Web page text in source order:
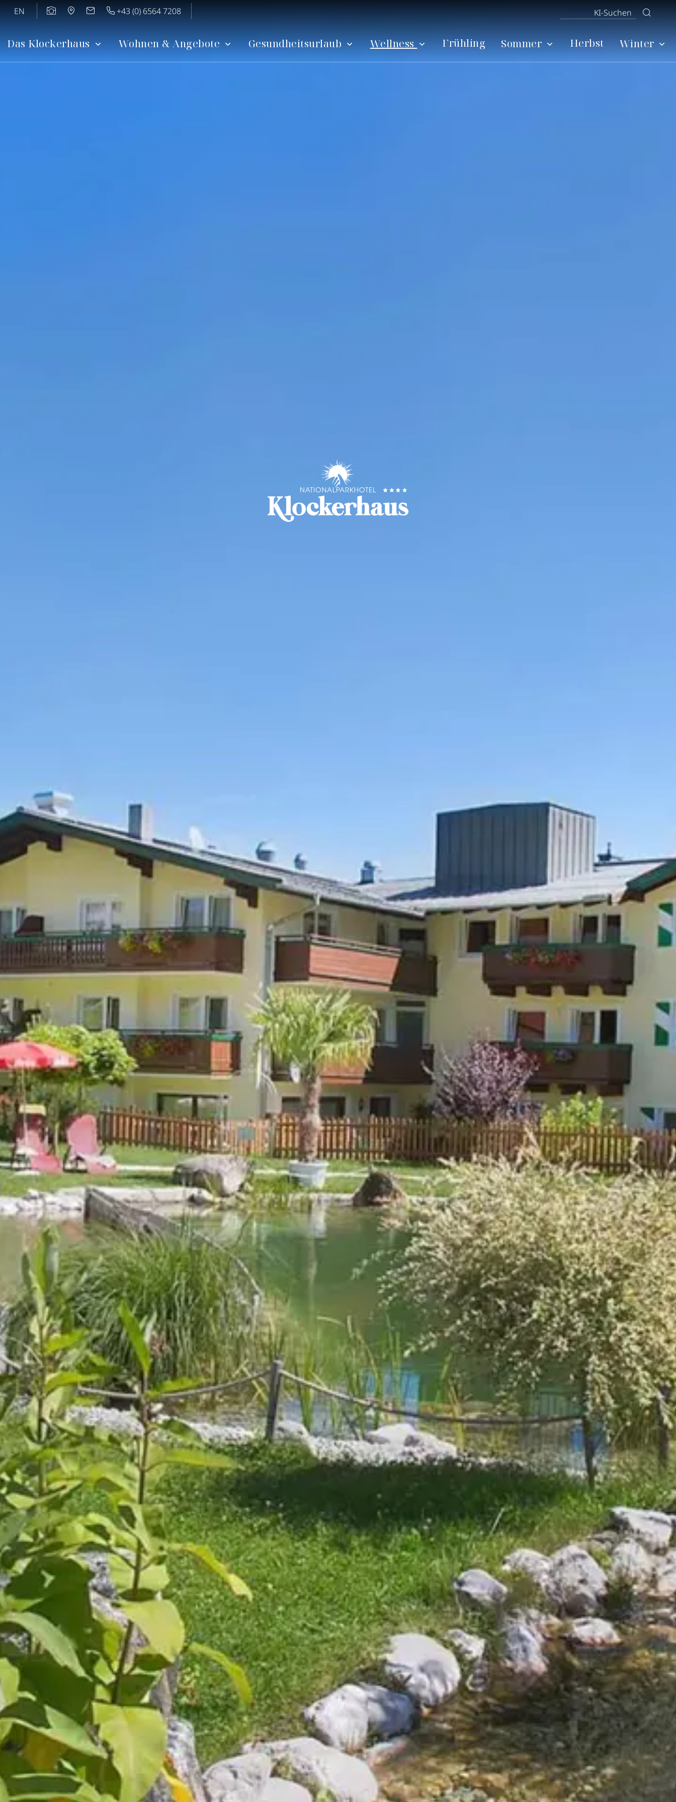
EN +43 (0) 6564 7208
Das Klockerhaus Wohnen & Angebote Gesundheitsurlaub Wellness Frühling Sommer Herbst Winter